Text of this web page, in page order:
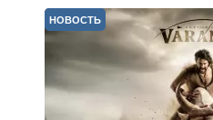
НОВОСТЬ